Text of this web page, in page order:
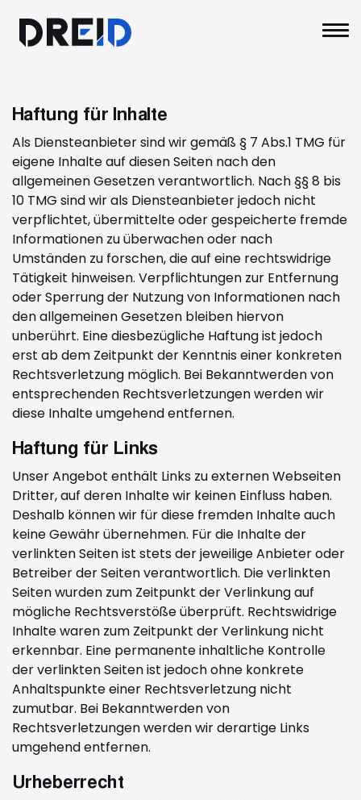
content
Haftung für Inhalte
Als Diensteanbieter sind wir gemäß § 7 Abs.1 TMG für
eigene Inhalte auf diesen Seiten nach den
allgemeinen Gesetzen verantwortlich. Nach §§ 8 bis
10 TMG sind wir als Diensteanbieter jedoch nicht
verpflichtet, übermittelte oder gespeicherte fremde
Informationen zu überwachen oder nach
Umständen zu forschen, die auf eine rechtswidrige
Tätigkeit hinweisen. Verpflichtungen zur Entfernung
oder Sperrung der Nutzung von Informationen nach
den allgemeinen Gesetzen bleiben hiervon
unberührt. Eine diesbezügliche Haftung ist jedoch
erst ab dem Zeitpunkt der Kenntnis einer konkreten
Rechtsverletzung möglich. Bei Bekanntwerden von
entsprechenden Rechtsverletzungen werden wir
diese Inhalte umgehend entfernen.
Haftung für Links
Unser Angebot enthält Links zu externen Webseiten
Dritter, auf deren Inhalte wir keinen Einfluss haben.
Deshalb können wir für diese fremden Inhalte auch
keine Gewähr übernehmen. Für die Inhalte der
verlinkten Seiten ist stets der jeweilige Anbieter oder
Betreiber der Seiten verantwortlich. Die verlinkten
Seiten wurden zum Zeitpunkt der Verlinkung auf
mögliche Rechtsverstöße überprüft. Rechtswidrige
Inhalte waren zum Zeitpunkt der Verlinkung nicht
erkennbar. Eine permanente inhaltliche Kontrolle
der verlinkten Seiten ist jedoch ohne konkrete
Anhaltspunkte einer Rechtsverletzung nicht
zumutbar. Bei Bekanntwerden von
Rechtsverletzungen werden wir derartige Links
umgehend entfernen.
Urheberrecht